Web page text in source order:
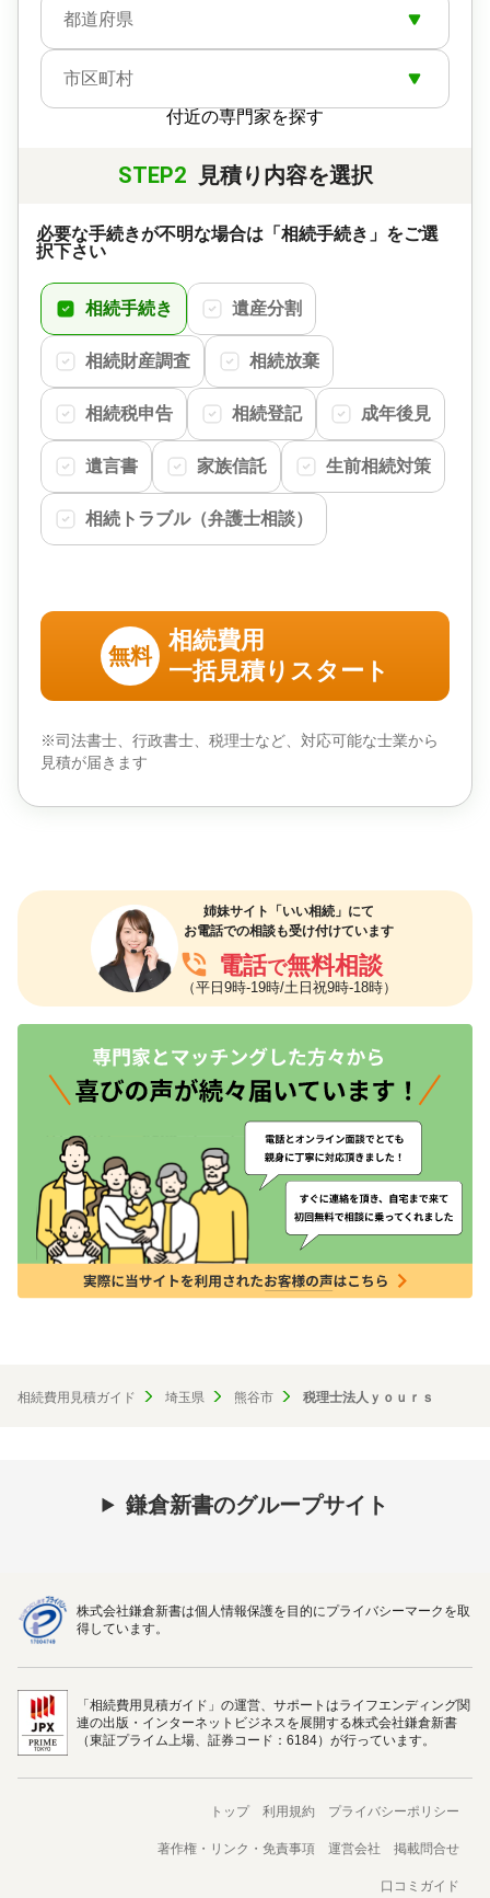
都道府県
市区町村
付近の専門家を探す
STEP2 見積り内容を選択
必要な手続きが不明な場合は「相続手続き」をご選
択下さい
相続手続き 遺産分割
相続財産調査 相続放棄
相続税申告 相続登記 成年後見
遺言書 家族信託 生前相続対策
相続トラブル（弁護士相談）
無料
相続費用
一括見積りスタート
※司法書士、行政書士、税理士など、対応可能な士業から
見積が届きます
姉妹サイト「いい相続」にて
お電話での相談も受け付けています
phone_in_talk 電話で無料相談
（平日9時-19時/土日祝9時-18時）
相続費用見積ガイド 埼玉県 熊谷市 税理士法人ｙｏｕｒｓ
鎌倉新書のグループサイト
株式会社鎌倉新書は個人情報保護を目的にプライバシーマークを取
得しています。
「相続費用見積ガイド」の運営、サポートはライフエンディング関
連の出版・インターネットビジネスを展開する株式会社鎌倉新書
（東証プライム上場、証券コード：6184）が行っています。
トップ 利用規約 プライバシーポリシー
著作権・リンク・免責事項 運営会社 掲載問合せ
口コミガイド